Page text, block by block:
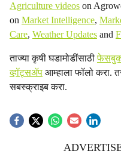
Agriculture videos on
on Market Intelligence,
Care, Weather Updates and
ताज्या कृषी घडामोडींसाठी
व्हॉट्सॲप आम्हाला फॉलो करा.
सबस्क्राइब करा.